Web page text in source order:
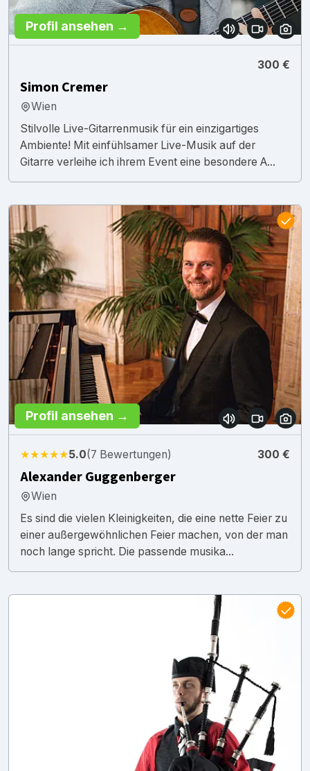
Profil ansehen →
300 €
Simon Cremer
Wien
Stilvolle Live-Gitarrenmusik für ein einzigartiges
Ambiente! Mit einfühlsamer Live-Musik auf der
Gitarre verleihe ich ihrem Event eine besondere A...
Profil ansehen →
★★★★★5.0(7 Bewertungen) 300 €
Alexander Guggenberger
Wien
Es sind die vielen Kleinigkeiten, die eine nette Feier zu
einer außergewöhnlichen Feier machen, von der man
noch lange spricht. Die passende musika...